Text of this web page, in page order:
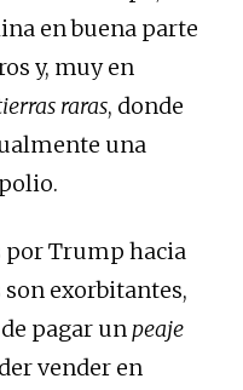
en buena parte
y, muy en
raras, donde
una
por Trump hacia
exorbitantes,
pagar unpeaje
vender en